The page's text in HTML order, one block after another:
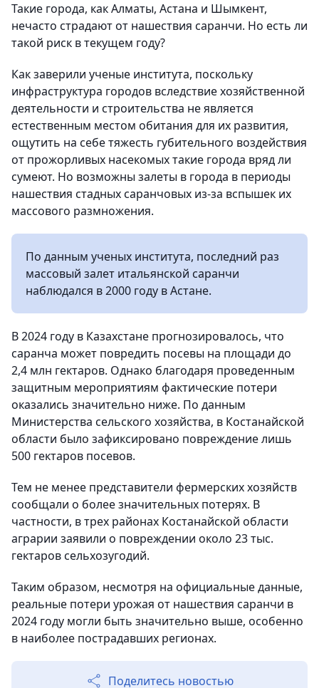
Такие города, как Алматы, Астана и Шымкент,
нечасто страдают от нашествия саранчи. Но есть ли
такой риск в текущем году?
Как заверили ученые института, поскольку
инфраструктура городов вследствие хозяйственной
деятельности и строительства не является
естественным местом обитания для их развития,
ощутить на себе тяжесть губительного воздействия
от прожорливых насекомых такие города вряд ли
сумеют. Но возможны залеты в города в периоды
нашествия стадных саранчовых из-за вспышек их
массового размножения.
По данным ученых института, последний раз
массовый залет итальянской саранчи
наблюдался в 2000 году в Астане.
В 2024 году в Казахстане прогнозировалось, что
саранча может повредить посевы на площади до
2,4 млн гектаров. Однако благодаря проведенным
защитным мероприятиям фактические потери
оказались значительно ниже. По данным
Министерства сельского хозяйства, в Костанайской
области было зафиксировано повреждение лишь
500 гектаров посевов.
Тем не менее представители фермерских хозяйств
сообщали о более значительных потерях. В
частности, в трех районах Костанайской области
аграрии заявили о повреждении около 23 тыс.
гектаров сельхозугодий.
Таким образом, несмотря на официальные данные,
реальные потери урожая от нашествия саранчи в
2024 году могли быть значительно выше, особенно
в наиболее пострадавших регионах.
Поделитесь новостью